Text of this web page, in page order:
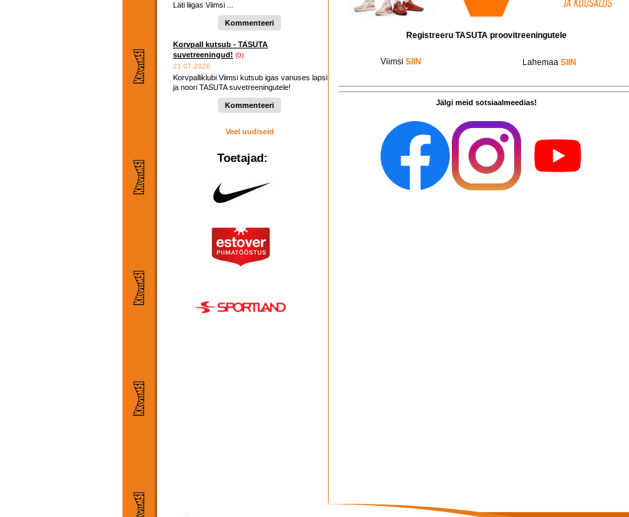
Läti liigas Viimsi ...
Kommenteeri
Korvpall kutsub - TASUTA
suvetreeningud! (0)
21.07.2026
Korvpalliklubi Viimsi kutsub igas vanuses lapsi
ja noori TASUTA suvetreeningutele!
Kommenteeri
Veel uudiseid
Toetajad:
Registreeru TASUTA proovitreeningutele
Viimsi SIIN Lahemaa SIIN
Jälgi meid sotsiaalmeedias!